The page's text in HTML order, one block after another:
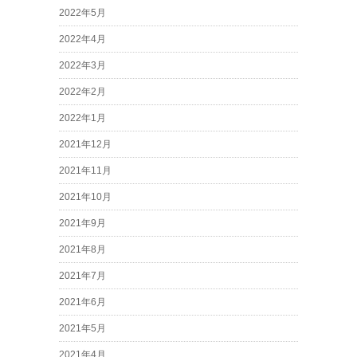
2022年5月
2022年4月
2022年3月
2022年2月
2022年1月
2021年12月
2021年11月
2021年10月
2021年9月
2021年8月
2021年7月
2021年6月
2021年5月
2021年4月